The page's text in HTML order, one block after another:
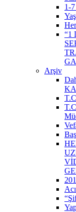
1-
“1
Arşiv